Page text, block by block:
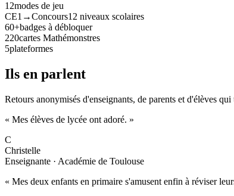
12modes de jeu
CE1→Concours12 niveaux scolaires
60+badges à débloquer
220cartes Mathémonstres
5plateformes
Ils en parlent
Retours anonymisés d'enseignants, de parents et d'élèves
« Mes élèves de lycée ont adoré. »
C
Christelle
Enseignante · Académie de Toulouse
« Mes deux enfants en primaire s'amusent enfin à réviser